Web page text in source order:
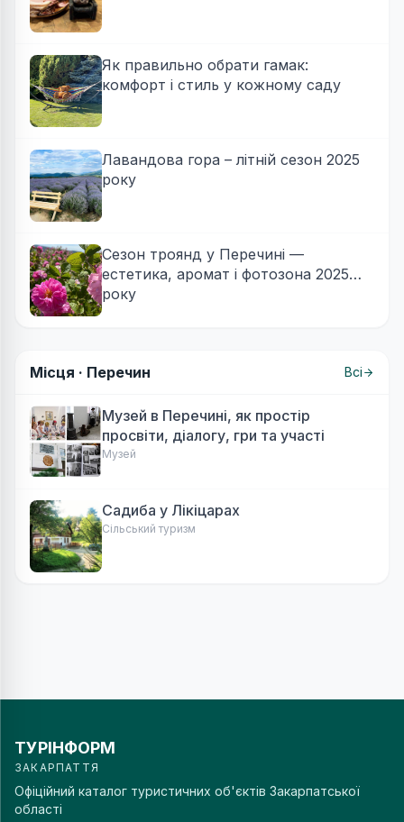
Як правильно обрати гамак:
комфорт і стиль у кожному саду
Лавандова гора – літній сезон 2025
року
Сезон троянд у Перечині —
естетика, аромат і фотозона 2025
року
Місця · Перечин Всі
Музей в Перечині, як простір
просвіти, діалогу, гри та участі
Музей
Садиба у Лікіцарах
Сільський туризм
ТУРІНФОРМ
ЗАКАРПАТТЯ
Офіційний каталог туристичних об'єктів Закарпатської
області